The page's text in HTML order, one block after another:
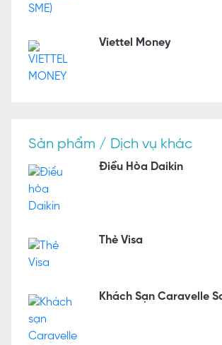
Viettel Money
Sản phẩm / Dịch vụ khác
Điều Hòa Daikin
Thẻ Visa
Khách Sạn Caravelle